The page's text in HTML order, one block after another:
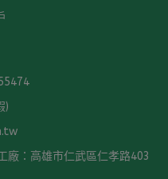
)
廠：高雄市仁武區仁孝路403